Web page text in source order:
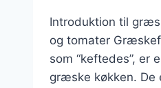
Introduktion til
og tomater
som “keftedes”, er
græske køkken. De